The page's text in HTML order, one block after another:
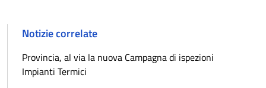
Notizie correlate
Provincia, al via la nuova Campagna di ispezioni
Impianti Termici